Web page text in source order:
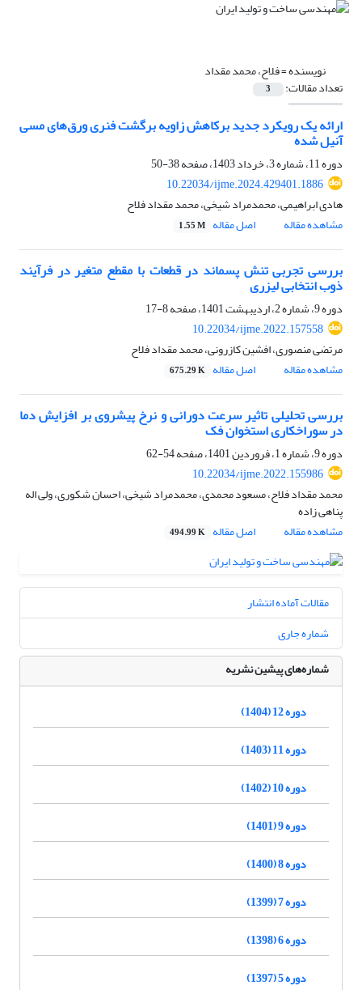
نویسنده =فلاح، محمد مقداد
تعداد مقالات: 3
ارائه یک رویکرد جدید برکاهش زاویه برگشت فنری ورق‌های مسی
آنیل شده
دوره 11، شماره 3، خرداد 1403، صفحه
38-50
10.22034/ijme.2024.429401.1886
هادی ابراهیمی، محمدمراد شیخی، محمد مقداد فلاح
مشاهده مقاله
اصل مقاله 1.55 M
بررسی تجربی تنش پسماند در قطعات با مقطع متغیر در فرآیند
ذوب انتخابی لیزری
دوره 9، شماره 2، اردیبهشت 1401، صفحه
8-17
10.22034/ijme.2022.157558
مرتضی منصوری، افشین کازرونی، محمد مقداد فلاح
مشاهده مقاله
اصل مقاله 675.29 K
بررسی تحلیلی تاثیر سرعت دورانی و نرخ پیشروی بر افزایش دما
در سوراخکاری استخوان فک
دوره 9، شماره 1، فروردین 1401، صفحه
54-62
10.22034/ijme.2022.155986
محمد مقداد فلاح، مسعود محمدی، محمدمراد شیخی، احسان شکوری، ولی اله
پناهی زاده
مشاهده مقاله
اصل مقاله 494.99 K
مقالات آماده انتشار
شماره جاری
شماره‌های پیشین نشریه
دوره 12 (1404)
دوره 11 (1403)
دوره 10 (1402)
دوره 9 (1401)
دوره 8 (1400)
دوره 7 (1399)
دوره 6 (1398)
دوره 5 (1397)